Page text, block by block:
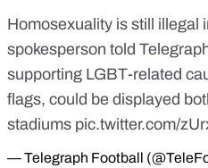
Homosexuality is still illegal
spokesperson told
supporting LGBT-related
flags, could be displayed
stadiums pic.twitter.com/
— Telegraph Football